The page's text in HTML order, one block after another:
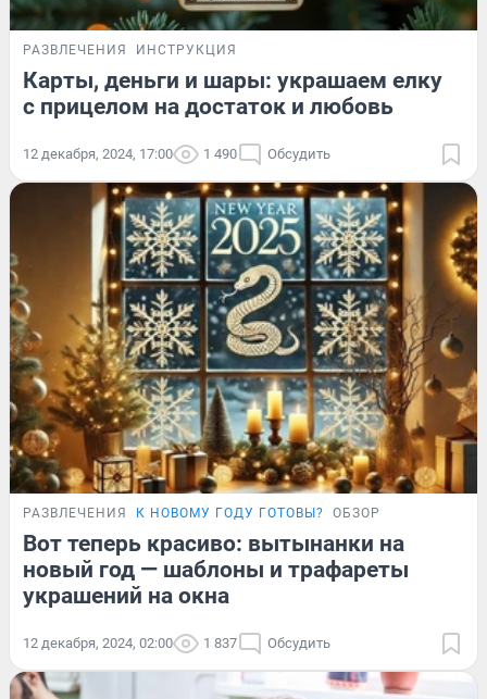
РАЗВЛЕЧЕНИЯ ИНСТРУКЦИЯ
Карты, деньги и шары: украшаем елку
с прицелом на достаток и любовь
12 декабря, 2024, 17:00 1 490 Обсудить
РАЗВЛЕЧЕНИЯ К НОВОМУ ГОДУ ГОТОВЫ? ОБЗОР
Вот теперь красиво: вытынанки на
новый год — шаблоны и трафареты
украшений на окна
12 декабря, 2024, 02:00 1 837 Обсудить